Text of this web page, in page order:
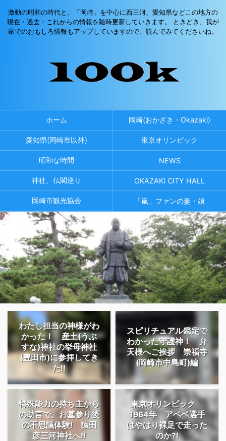
激動の昭和の時代と、「岡崎」を中心に西三河、愛知県などこの地方の
現在・過去・これからの情報を随時更新していきます。 ときどき、我が
家でのおもしろ情報もアップしていますので、読んでみてくださいね。
ホーム 岡崎(おかざき・Okazaki)
愛知県(岡崎市以外) 東京オリンピック
昭和な時間 NEWS
神社、仏閣巡り OKAZAKI CITY HALL
岡崎市観光協会 「嵐」ファンの妻・娘
わたし担当の神様がわ
かった！ 産土(うぶ
すな)神社の挙母神社
(豊田市)に参拝してき
た!!
スピリチュアル鑑定で
わかった守護神！ 弁
天様へご挨拶 崇福寺
(岡崎市中島町)編
特殊能力の持ち主から
の助言で、お墓参り後
の不思議体験! 猿田
彦三河神社へ!!
東京オリンピック
1964年 アベベ選手
はやはり裸足で走った
のか?!